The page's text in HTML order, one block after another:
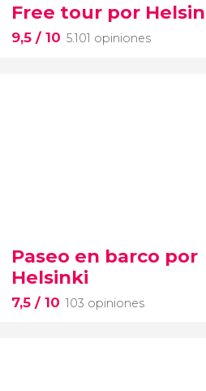
Free tour por
9,5 / 10 5.101 opiniones
Paseo en barco por
Helsinki
7,5 / 10 103 opiniones